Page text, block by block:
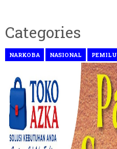
Categories
NARKOBA NASIONAL PEMILU